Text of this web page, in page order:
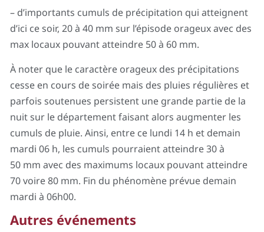
– d’importants cumuls de précipitation qui atteignent
d’ici ce soir, 20 à 40 mm sur l’épisode orageux avec des
max locaux pouvant atteindre 50 à 60 mm.
À noter que le caractère orageux des précipitations
cesse en cours de soirée mais des pluies régulières et
parfois soutenues persistent une grande partie de la
nuit sur le département faisant alors augmenter les
cumuls de pluie. Ainsi, entre ce lundi 14 h et demain
mardi 06 h, les cumuls pourraient atteindre 30 à
50 mm avec des maximums locaux pouvant atteindre
70 voire 80 mm. Fin du phénomène prévue demain
mardi à 06h00.
Autres événements